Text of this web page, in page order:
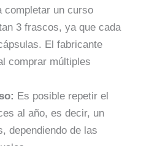
completar un curso
3 frascos, ya que cada
El fabricante
comprar múltiples
Es posible repetir el
al año, es decir, un
dependiendo de las